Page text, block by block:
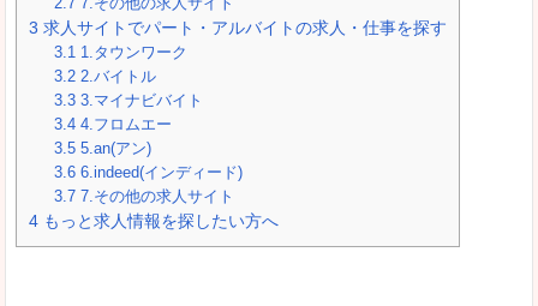
3 求人サイトでパート・アルバイトの求人・仕事を探す
3.1 1.タウンワーク
3.2 2.バイトル
3.3 3.マイナビバイト
3.4 4.フロムエー
3.5 5.an(アン)
3.6 6.indeed(インディード)
3.7 7.その他の求人サイト
4 もっと求人情報を探したい方へ